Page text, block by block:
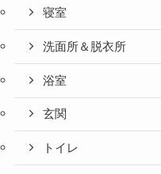
寝室
洗面所＆脱衣所
浴室
玄関
トイレ